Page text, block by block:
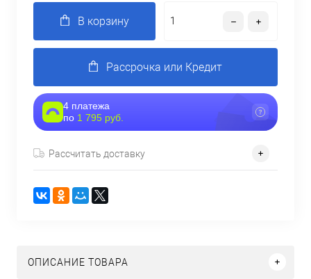
В корзину
Рассрочка или Кредит
4 платежа
по 1 795 руб.
Рассчитать доставку
ОПИСАНИЕ ТОВАРА